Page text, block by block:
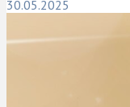
30.05.2025